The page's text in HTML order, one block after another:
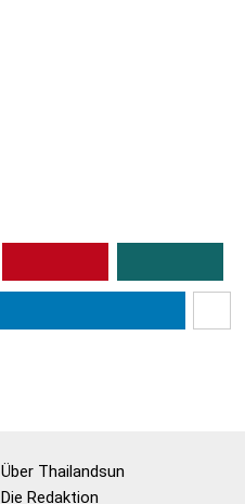
Über Thailandsun
Die Redaktion